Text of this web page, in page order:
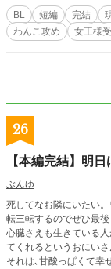
m受け／ノンケ攻め×襲
BL 短編 完結
わんこ攻め
女王様
26
【本編完結】明
ぶんゆ
死してなお隣にいたい
転三転するのでぜひ最後まで。 死を望む人達と生を望む人達､
心臓さえも生きている人からの移
てくれるというおにい
それは､甘酸っぱくて幸